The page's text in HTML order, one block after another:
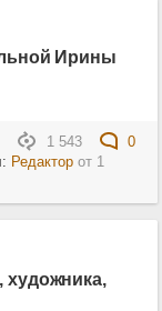
Ирины
1 543
0
Редакторот 1
художника,